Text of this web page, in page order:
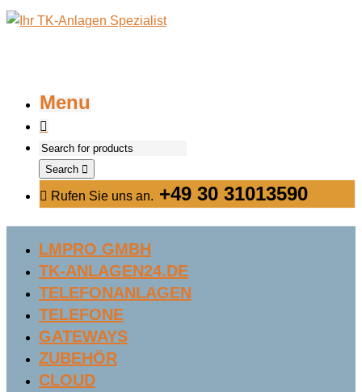
Menu
Search
Rufen Sie uns an. +49 30 31013590
LMPRO GMBH
TK-ANLAGEN24.DE
TELEFONANLAGEN
TELEFONE
GATEWAYS
ZUBEHÖR
CLOUD